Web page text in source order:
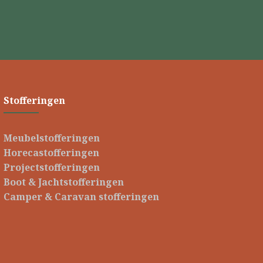
Stofferingen
Meubelstofferingen
Horecastofferingen
Projectstofferingen
Boot & Jachtstofferingen
Camper & Caravan stofferingen